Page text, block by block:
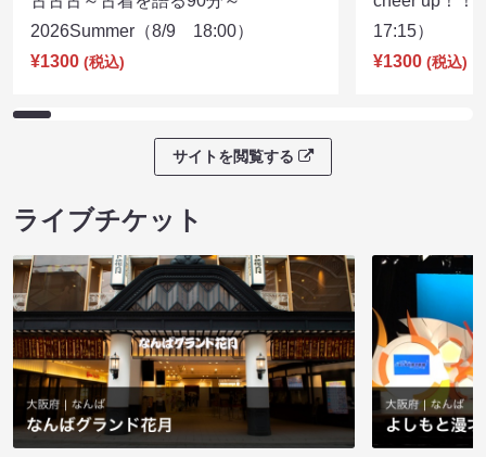
2026Summer（8/9 18:00）
¥1300 (税込)
17:15）
¥1300 (税込)
サイトを閲覧する
ライブチケット